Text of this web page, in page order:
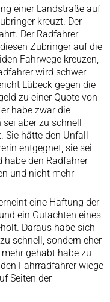
einer Landstraße auf
kreuzt. Der
Der Radfahrer
Zubringer auf die
Fahrwege kreuzen,
wird schwer
Lübeck gegen die
zu einer Quote von
habe zwar die
aber zu schnell
Sie hätte den Unfall
entgegnet, sie sei
habe den Radfahrer
und nicht mehr
eine Haftung der
ein Gutachten eines
Daraus habe sich
schnell, sondern eher
gehabt habe zu
Fahrradfahrer wiege
Seiten der